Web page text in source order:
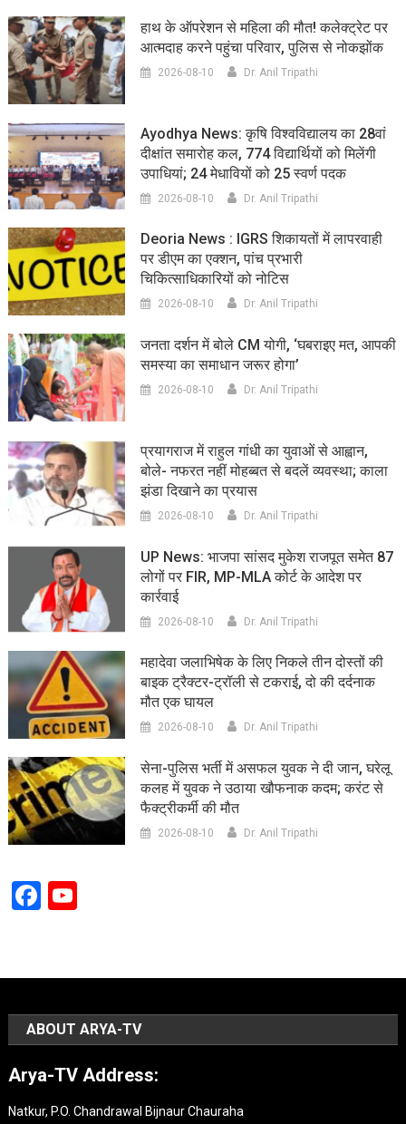
हाथ के ऑपरेशन से महिला की मौत! कलेक्ट्रेट पर
आत्मदाह करने पहुंचा परिवार, पुलिस से नोकझोंक
2026-08-10 Dr. Anil Tripathi
Ayodhya News: कृषि विश्वविद्यालय का 28वां
दीक्षांत समारोह कल, 774 विद्यार्थियों को मिलेंगी
उपाधियां; 24 मेधावियों को 25 स्वर्ण पदक
2026-08-10 Dr. Anil Tripathi
Deoria News : IGRS शिकायतों में लापरवाही
पर डीएम का एक्शन, पांच प्रभारी
चिकित्साधिकारियों को नोटिस
2026-08-10 Dr. Anil Tripathi
जनता दर्शन में बोले CM योगी, ‘घबराइए मत, आपकी
समस्या का समाधान जरूर होगा’
2026-08-10 Dr. Anil Tripathi
प्रयागराज में राहुल गांधी का युवाओं से आह्वान,
बोले- नफरत नहीं मोहब्बत से बदलें व्यवस्था; काला
झंडा दिखाने का प्रयास
2026-08-10 Dr. Anil Tripathi
UP News: भाजपा सांसद मुकेश राजपूत समेत 87
लोगों पर FIR, MP-MLA कोर्ट के आदेश पर
कार्रवाई
2026-08-10 Dr. Anil Tripathi
महादेवा जलाभिषेक के लिए निकले तीन दोस्तों की
बाइक ट्रैक्टर-ट्रॉली से टकराई, दो की दर्दनाक
मौत एक घायल
2026-08-10 Dr. Anil Tripathi
सेना-पुलिस भर्ती में असफल युवक ने दी जान, घरेलू
कलह में युवक ने उठाया खौफनाक कदम; करंट से
फैक्ट्रीकर्मी की मौत
2026-08-10 Dr. Anil Tripathi
Facebook
YouTube
ABOUT ARYA-TV
Arya-TV Address:
Natkur, P.O. Chandrawal Bijnaur Chauraha